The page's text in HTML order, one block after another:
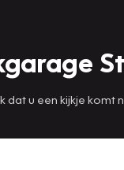
u een kijkje komt